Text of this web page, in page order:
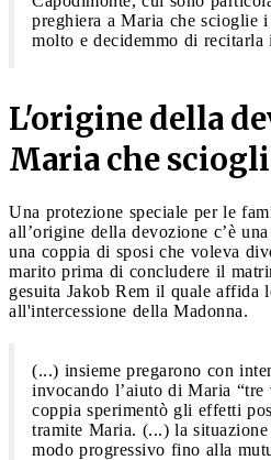
preghiera a Maria che scioglie
molto e decidemmo di recitarla
L'origine della
Maria che
Una protezione speciale per le
all’origine della devozione c’è
una coppia di sposi che voleva
marito prima di concludere il
gesuita Jakob Rem il quale affida
all'intercessione della Madonna.
(...) insieme pregarono con
invocando l’aiuto di Maria
coppia sperimentò gli effetti
tramite Maria. (...) la
modo progressivo fino alla